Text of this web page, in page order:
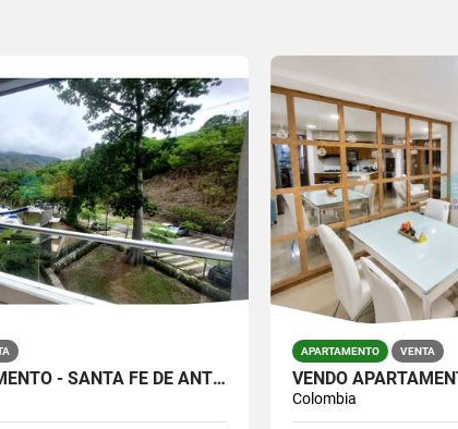
VENTA APARTAMENTO - SANTA FE DE ANTIOQUIA-PARQUE
APARTAMENTO VENTA
Colombia